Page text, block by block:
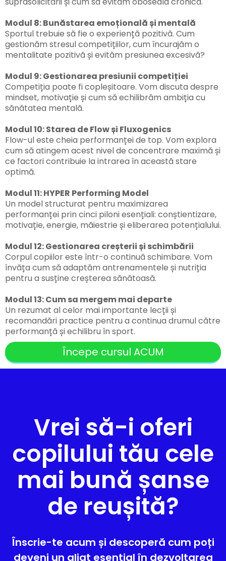
Modul 8: Bunăstarea emoțională și mentală
Sportul trebuie să fie o experiență pozitivă. Cum
gestionăm stresul competițiilor, cum încurajăm o
mentalitate pozitivă și evităm presiunea excesivă?
Modul 9: Gestionarea presiunii competiției
Competiția poate fi copleșitoare. Vom discuta despre
mindset, motivație și cum să echilibrăm ambiția cu
sănătatea mentală.
Modul 10: Starea de Flow și Fluxogenics
Flow-ul este cheia performanței de top. Vom explora
cum să atingem acest nivel de concentrare maximă și
ce factori contribuie la intrarea în această stare
optimă.
Modul 11: HYPER Performing Model
Un model structurat pentru maximizarea
performanței prin cinci piloni esențiali: conștientizare,
motivație, energie, măiestrie și eliberarea potențialului.
Modul 12: Gestionarea creșterii și schimbării
Corpul copiilor este într-o continuă schimbare. Vom
învăța cum să adaptăm antrenamentele și nutriția
pentru a susține creșterea sănătoasă.
Modul 13: Cum sa mergem mai departe
Un rezumat al celor mai importante lecții și
recomandări practice pentru a continua drumul către
performanță și echilibru în sport.
Începe cursul ACUM
Vrei să-i oferi
copilului tău cele
mai bună șanse
de reușită?
Înscrie-te acum și descoperă cum poți
deveni un aliat esențial în dezvoltarea